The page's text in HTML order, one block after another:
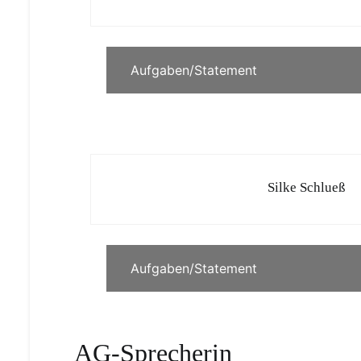
Aufgaben/Statement
Silke Schlueß
Aufgaben/Statement
AG-Sprecherin